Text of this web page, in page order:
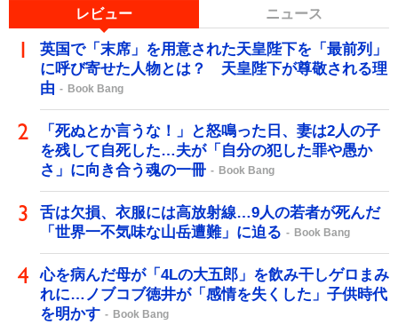
レビュー ニュース
英国で「末席」を用意された天皇陛下を「最前列」
に呼び寄せた人物とは？ 天皇陛下が尊敬される理
由
Book Bang
「死ぬとか言うな！」と怒鳴った日、妻は2人の子
を残して自死した…夫が「自分の犯した罪や愚か
さ」に向き合う魂の一冊
Book Bang
舌は欠損、衣服には高放射線…9人の若者が死んだ
「世界一不気味な山岳遭難」に迫る
Book Bang
心を病んだ母が「4Lの大五郎」を飲み干しゲロまみ
れに…ノブコブ徳井が「感情を失くした」子供時代
を明かす
Book Bang